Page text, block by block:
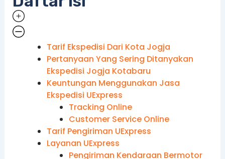
Tarif Ekspedisi Dari Kota Jogja
Pertanyaan Yang Sering Ditanyakan
Ekspedisi Jogja Kotabaru
Keuntungan Menggunakan Jasa
Ekspedisi UExpress
Tracking Online
Customer Service Online
Tarif Pengiriman UExpress
Layanan UExpress
Pengiriman Kendaraan Bermotor